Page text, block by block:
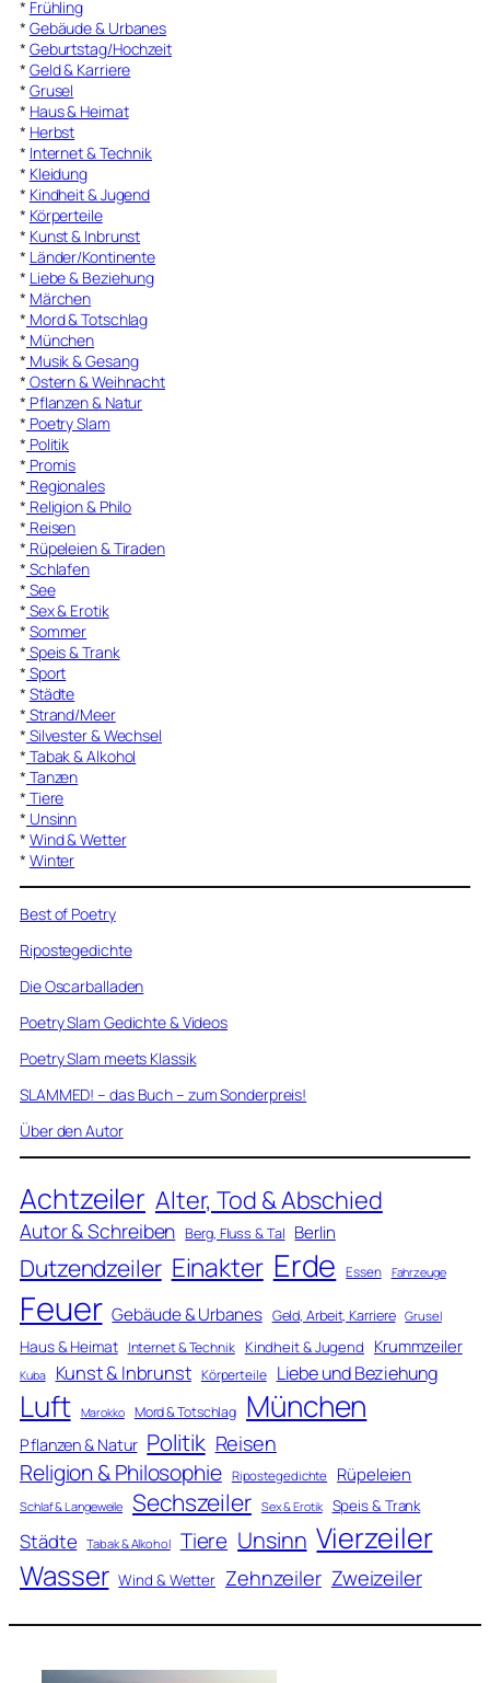
* Frühling
* Gebäude & Urbanes
* Geburtstag/Hochzeit
* Geld & Karriere
* Grusel
* Haus & Heimat
* Herbst
* Internet & Technik
* Kleidung
* Kindheit & Jugend
* Körperteile
* Kunst & Inbrunst
* Länder/Kontinente
* Liebe & Beziehung
* Märchen
* Mord & Totschlag
* München
* Musik & Gesang
* Ostern & Weihnacht
* Pflanzen & Natur
* Poetry Slam
* Politik
* Promis
* Regionales
* Religion & Philo
* Reisen
* Rüpeleien & Tiraden
* Schlafen
* See
* Sex & Erotik
* Sommer
* Speis & Trank
* Sport
* Städte
* Strand/Meer
* Silvester & Wechsel
* Tabak & Alkohol
* Tanzen
* Tiere
* Unsinn
* Wind & Wetter
* Winter
Best of Poetry
Ripostegedichte
Die Oscarballaden
Poetry Slam Gedichte & Videos
Poetry Slam meets Klassik
SLAMMED! – das Buch – zum Sonderpreis!
Über den Autor
Achtzeiler Alter, Tod & Abschied
Autor & Schreiben Berg, Fluss & Tal Berlin
Dutzendzeiler Einakter Erde Essen Fahrzeuge
Feuer Gebäude & Urbanes Geld, Arbeit, Karriere Grusel
Haus & Heimat Internet & Technik Kindheit & Jugend Krummzeiler
Kuba Kunst & Inbrunst Körperteile Liebe und Beziehung
Luft Marokko Mord & Totschlag München
Pflanzen & Natur Politik Reisen
Religion & Philosophie Ripostegedichte Rüpeleien
Schlaf & Langeweile Sechszeiler Sex & Erotik Speis & Trank
Städte Tabak & Alkohol Tiere Unsinn Vierzeiler
Wasser Wind & Wetter Zehnzeiler Zweizeiler